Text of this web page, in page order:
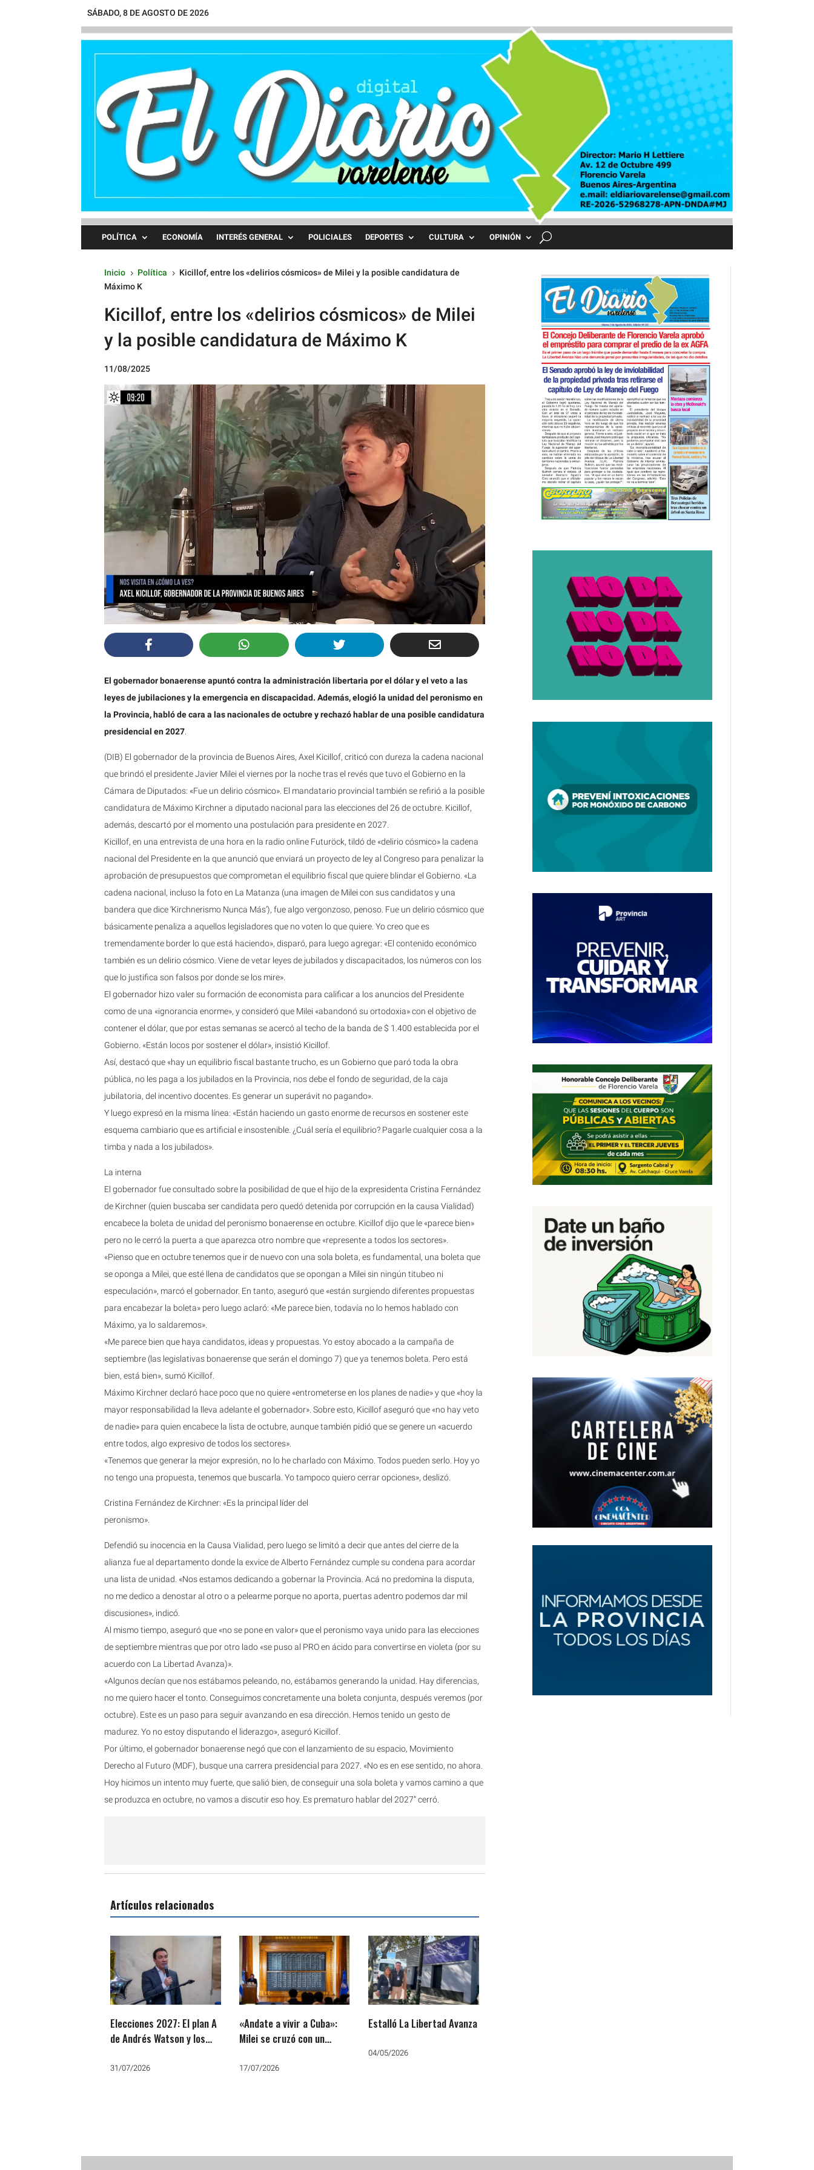
SÁBADO, 8 DE AGOSTO DE 2026
POLÍTICA ECONOMÍA INTERÉS GENERAL POLICIALES DEPORTES CULTURA OPINIÓN
Inicio 5 Política 5 Kicillof, entre los «delirios cósmicos» de Milei y la posible candidatura de
Máximo K
Kicillof, entre los «delirios cósmicos» de Milei
y la posible candidatura de Máximo K
11/08/2025
El gobernador bonaerense apuntó contra la administración libertaria por el dólar y el veto a las
leyes de jubilaciones y la emergencia en discapacidad. Además, elogió la unidad del peronismo en
la Provincia, habló de cara a las nacionales de octubre y rechazó hablar de una posible candidatura
presidencial en 2027
(DIB) El gobernador de la provincia de Buenos Aires, Axel Kicillof, criticó con dureza la cadena nacional
que brindó el presidente Javier Milei el viernes por la noche tras el revés que tuvo el Gobierno en la
Cámara de Diputados: «Fue un delirio cósmico». El mandatario provincial también se refirió a la posible
candidatura de Máximo Kirchner a diputado nacional para las elecciones del 26 de octubre. Kicillof,
además, descartó por el momento una postulación para presidente en 2027.
Kicillof, en una entrevista de una hora en la radio online Futuröck, tildó de «delirio cósmico» la cadena
nacional del Presidente en la que anunció que enviará un proyecto de ley al Congreso para penalizar la
aprobación de presupuestos que comprometan el equilibrio fiscal que quiere blindar el Gobierno. «La
cadena nacional, incluso la foto en La Matanza (una imagen de Milei con sus candidatos y una
bandera que dice ‘Kirchnerismo Nunca Más’), fue algo vergonzoso, penoso. Fue un delirio cósmico que
básicamente penaliza a aquellos legisladores que no voten lo que quiere. Yo creo que es
tremendamente border lo que está haciendo», disparó, para luego agregar: «El contenido económico
también es un delirio cósmico. Viene de vetar leyes de jubilados y discapacitados, los números con los
que lo justifica son falsos por donde se los mire».
El gobernador hizo valer su formación de economista para calificar a los anuncios del Presidente
como de una «ignorancia enorme», y consideró que Milei «abandonó su ortodoxia» con el objetivo de
contener el dólar, que por estas semanas se acercó al techo de la banda de $ 1.400 establecida por el
Gobierno. «Están locos por sostener el dólar», insistió Kicillof.
Así, destacó que «hay un equilibrio fiscal bastante trucho, es un Gobierno que paró toda la obra
pública, no les paga a los jubilados en la Provincia, nos debe el fondo de seguridad, de la caja
jubilatoria, del incentivo docentes. Es generar un superávit no pagando».
Y luego expresó en la misma línea: «Están haciendo un gasto enorme de recursos en sostener este
esquema cambiario que es artificial e insostenible. ¿Cuál sería el equilibrio? Pagarle cualquier cosa a la
timba y nada a los jubilados».
La interna
El gobernador fue consultado sobre la posibilidad de que el hijo de la expresidenta Cristina Fernández
de Kirchner (quien buscaba ser candidata pero quedó detenida por corrupción en la causa Vialidad)
encabece la boleta de unidad del peronismo bonaerense en octubre. Kicillof dijo que le «parece bien»
pero no le cerró la puerta a que aparezca otro nombre que «represente a todos los sectores».
«Pienso que en octubre tenemos que ir de nuevo con una sola boleta, es fundamental, una boleta que
se oponga a Milei, que esté llena de candidatos que se opongan a Milei sin ningún titubeo ni
especulación», marcó el gobernador. En tanto, aseguró que «están surgiendo diferentes propuestas
para encabezar la boleta» pero luego aclaró: «Me parece bien, todavía no lo hemos hablado con
Máximo, ya lo saldaremos».
«Me parece bien que haya candidatos, ideas y propuestas. Yo estoy abocado a la campaña de
septiembre (las legislativas bonaerense que serán el domingo 7) que ya tenemos boleta. Pero está
bien, está bien», sumó Kicillof.
Máximo Kirchner declaró hace poco que no quiere «entrometerse en los planes de nadie» y que «hoy la
mayor responsabilidad la lleva adelante el gobernador». Sobre esto, Kicillof aseguró que «no hay veto
de nadie» para quien encabece la lista de octubre, aunque también pidió que se genere un «acuerdo
entre todos, algo expresivo de todos los sectores».
«Tenemos que generar la mejor expresión, no lo he charlado con Máximo. Todos pueden serlo. Hoy yo
no tengo una propuesta, tenemos que buscarla. Yo tampoco quiero cerrar opciones», deslizó.
Cristina Fernández de Kirchner: «Es la principal líder del
peronismo».
Defendió su inocencia en la Causa Vialidad, pero luego se limitó a decir que antes del cierre de la
alianza fue al departamento donde la exvice de Alberto Fernández cumple su condena para acordar
una lista de unidad. «Nos estamos dedicando a gobernar la Provincia. Acá no predomina la disputa,
no me dedico a denostar al otro o a pelearme porque no aporta, puertas adentro podemos dar mil
discusiones», indicó.
Al mismo tiempo, aseguró que «no se pone en valor» que el peronismo vaya unido para las elecciones
de septiembre mientras que por otro lado «se puso al PRO en ácido para convertirse en violeta (por su
acuerdo con La Libertad Avanza)».
«Algunos decían que nos estábamos peleando, no, estábamos generando la unidad. Hay diferencias,
no me quiero hacer el tonto. Conseguimos concretamente una boleta conjunta, después veremos (por
octubre). Este es un paso para seguir avanzando en esa dirección. Hemos tenido un gesto de
madurez. Yo no estoy disputando el liderazgo», aseguró Kicillof.
Por último, el gobernador bonaerense negó que con el lanzamiento de su espacio, Movimiento
Derecho al Futuro (MDF), busque una carrera presidencial para 2027. «No es en ese sentido, no ahora.
Hoy hicimos un intento muy fuerte, que salió bien, de conseguir una sola boleta y vamos camino a que
se produzca en octubre, no vamos a discutir eso hoy. Es prematuro hablar del 2027” cerró.
Artículos relacionados
Elecciones 2027: El plan A
de Andrés Watson y los
31/07/2026
«Andate a vivir a Cuba»:
Milei se cruzó con un
dijo que va a ser reelecto
17/07/2026
Estalló La Libertad Avanza
04/05/2026